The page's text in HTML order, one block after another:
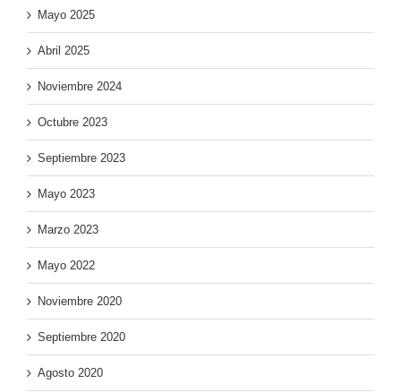
Mayo 2025
Abril 2025
Noviembre 2024
Octubre 2023
Septiembre 2023
Mayo 2023
Marzo 2023
Mayo 2022
Noviembre 2020
Septiembre 2020
Agosto 2020